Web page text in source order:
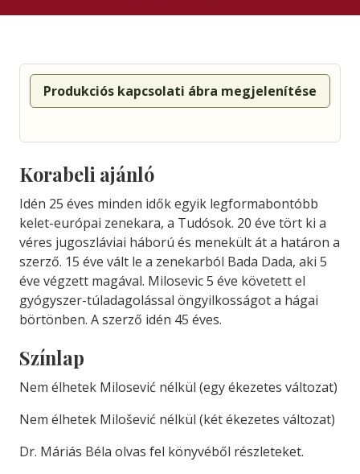
Produkciós kapcsolati ábra megjelenítése
Korabeli ajánló
Idén 25 éves minden idők egyik legformabontóbb
kelet-európai zenekara, a Tudósok. 20 éve tört ki a
véres jugoszláviai háború és menekült át a határon a
szerző. 15 éve vált le a zenekarból Bada Dada, aki 5
éve végzett magával. Milosevic 5 éve követett el
gyógyszer-túladagolással öngyilkosságot a hágai
börtönben. A szerző idén 45 éves.
Színlap
Nem élhetek Milosević nélkül (egy ékezetes változat)
Nem élhetek Milošević nélkül (két ékezetes változat)
Dr. Máriás Béla olvas fel könyvéből részleteket.